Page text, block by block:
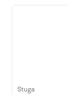
Stuga